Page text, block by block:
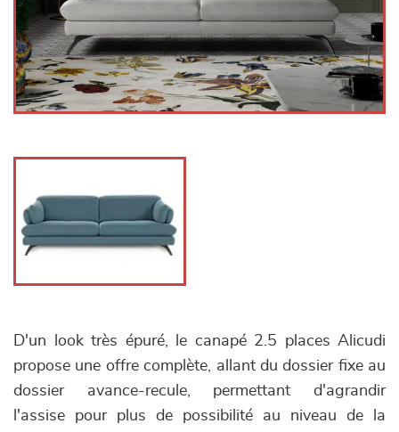
D'un look très épuré, le canapé 2.5 places Alicudi
propose une offre complète, allant du dossier fixe au
dossier avance-recule, permettant d'agrandir
l'assise pour plus de possibilité au niveau de la